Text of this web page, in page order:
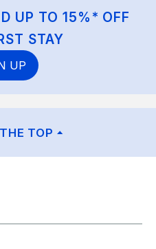
UP TO 15%* OFF
STAY
UP
TOP